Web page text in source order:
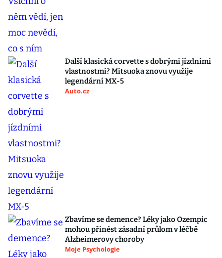
Další klasická corvette s dobrými jízdními
vlastnostmi? Mitsuoka znovu využije
legendární MX-5
Auto.cz
Zbavíme se demence? Léky jako Ozempic
mohou přinést zásadní průlom v léčbě
Alzheimerovy choroby
Moje Psychologie